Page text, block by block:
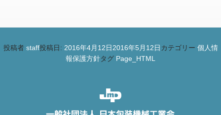
投稿者 staff投稿日: 2016年4月12日2016年5月12日 カテゴリー 個人情
報保護方針タグ Page_HTML